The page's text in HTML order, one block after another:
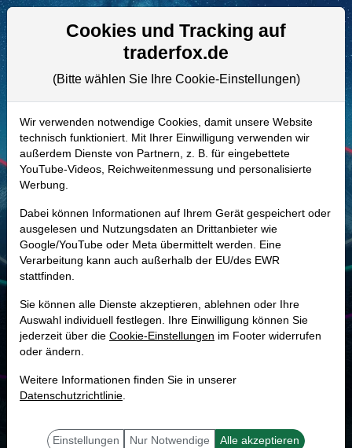
Aktien- und Artikelsuche
858415 | MMC–Marsh & McLennan
Cos. Aktie
Realtime-Aktienkurs:
- - -
-
Marktkapitalisierung 91,46 Mrd. USD
Unternehmenswert
Umsatz 26,98 Mrd. USD
21.0 %
mit dieser Aktie erfolgreich sein.
Cookies und Tracking auf
traderfox.de
(Bitte wählen Sie Ihre Cookie-Einstellungen)
Wir verwenden notwendige Cookies, damit unsere Website
technisch funktioniert. Mit Ihrer Einwilligung verwenden wir
außerdem Dienste von Partnern, z. B. für eingebettete
YouTube-Videos, Reichweitenmessung und personalisierte
Werbung.
Dabei können Informationen auf Ihrem Gerät gespeichert oder
ausgelesen und Nutzungsdaten an Drittanbieter wie
Google/YouTube oder Meta übermittelt werden. Eine
Verarbeitung kann auch außerhalb der EU/des EWR
stattfinden.
Sie können alle Dienste akzeptieren, ablehnen oder Ihre
Auswahl individuell festlegen. Ihre Einwilligung können Sie
jederzeit über die Cookie-Einstellungen im Footer widerrufen
oder ändern.
Weitere Informationen finden Sie in unserer
Datenschutzrichtlinie.
Einstellungen Nur Notwendige Alle akzeptieren